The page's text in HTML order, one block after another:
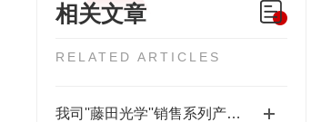
相关文章
RELATED ARTICLES
我司''藤田光学''销售系列产品成为日本MUSASHI武蔵新的代理店